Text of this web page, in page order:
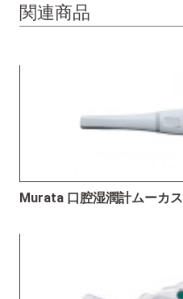
関連商品
Murata 口腔湿潤計ムーカス